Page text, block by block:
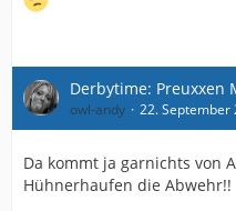
Derbytime: Preuxxen
owl-andy 22. September
Da kommt ja garnichts von
Hühnerhaufen die Abwehr!!